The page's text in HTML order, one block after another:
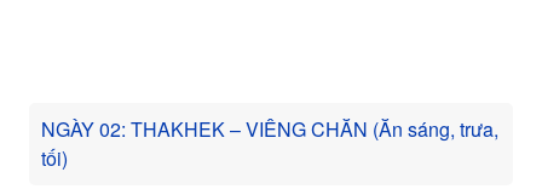
NGÀY 02: THAKHEK – VIÊNG CHĂN (Ăn sáng, trưa,
tối)